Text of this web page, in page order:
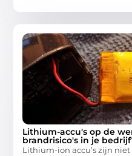
Lithium-accu's op de
brandrisico's in je
Lithium-ion accu’s zijn